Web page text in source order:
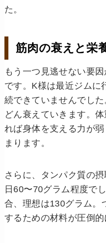
た。
筋肉の衰えと栄
もう一つ見逃せない要
です。K様は最近ジムに
続できていませんでし
どん衰えていきます。
れば身体を支える力が
まります。
さらに、タンパク質の
日60〜70グラム程度で
合、理想は130グラム。
するための材料が圧倒的